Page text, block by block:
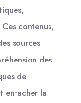
contenus,
sources
des
de
entacher la